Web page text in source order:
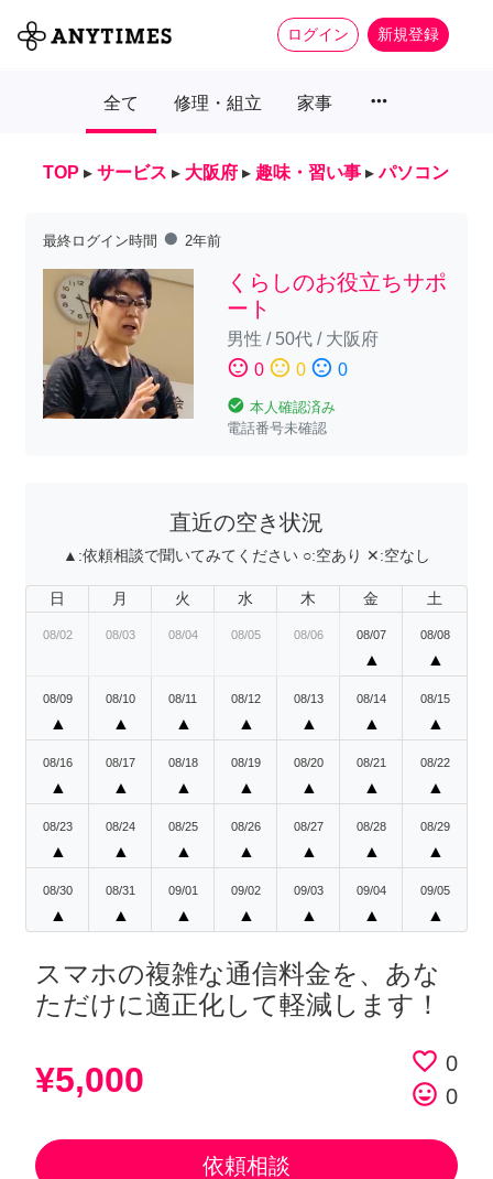
ログイン 新規登録
全て 修理・組立 家事 more_horiz
TOP ▸ サービス ▸ 大阪府 ▸ 趣味・習い事 ▸ パソコン
最終ログイン時間 fiber_manual_record 2年前
くらしのお役立ちサポ
ート
男性 / 50代/ 大阪府
sentiment_satisfied 0 sentiment_neutral 0 sentiment_dissatisfied 0
check_circle 本人確認済み
電話番号未確認
直近の空き状況
▲:依頼相談で聞いてみてください ○:空あり ✕:空なし
日 月 火 水 木 金 土
08/02 08/03 08/04 08/05 08/06 08/07
▲
08/08
▲
08/09
▲
08/10
▲
08/11
▲
08/12
▲
08/13
▲
08/14
▲
08/15
▲
08/16
▲
08/17
▲
08/18
▲
08/19
▲
08/20
▲
08/21
▲
08/22
▲
08/23
▲
08/24
▲
08/25
▲
08/26
▲
08/27
▲
08/28
▲
08/29
▲
08/30
▲
08/31
▲
09/01
▲
09/02
▲
09/03
▲
09/04
▲
09/05
▲
スマホの複雑な通信料金を、あな
ただけに適正化して軽減します！
¥5,000 favorite_border 0
tag_faces 0
依頼相談